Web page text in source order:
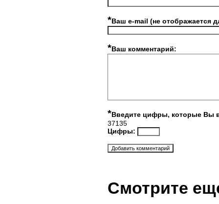
*Ваш e-mail (не отображается
*Ваш комментарий:
*Введите цифры, которые Вы
37135
Цифры:
Смотрите